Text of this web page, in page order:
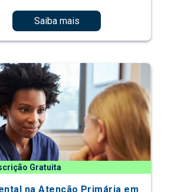
Saiba mais
Gratuita
na Atenção Primária em